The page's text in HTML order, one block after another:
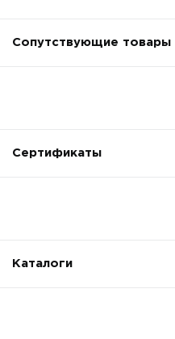
Сопутствующие товары
Сертификаты
Каталоги